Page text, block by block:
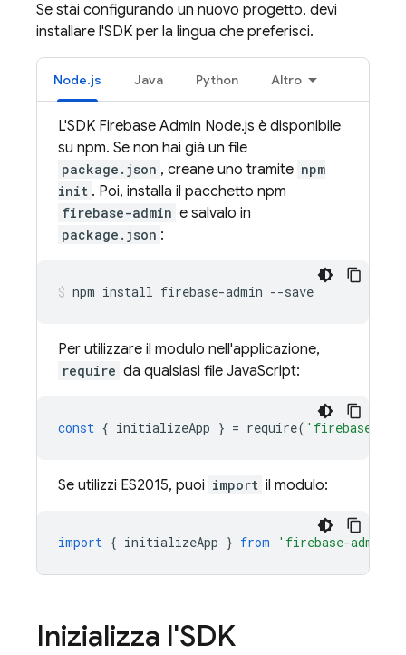
Se stai configurando un nuovo progetto, devi
installare l'SDK per la lingua che preferisci.
Node.js Java Python Altro
L'SDK Firebase Admin Node.js è disponibile
su npm. Se non hai già un file
package.json , creane uno tramite npm
init . Poi, installa il pacchetto npm
firebase-admin e salvalo in
package.json :
npm install firebase-admin --save
Per utilizzare il modulo nell'applicazione,
require da qualsiasi file JavaScript:
const { initializeApp } = require( 'firebase-
Se utilizzi ES2015, puoi import il modulo:
import { initializeApp } from 'firebase-admin/
Inizializza l'SDK